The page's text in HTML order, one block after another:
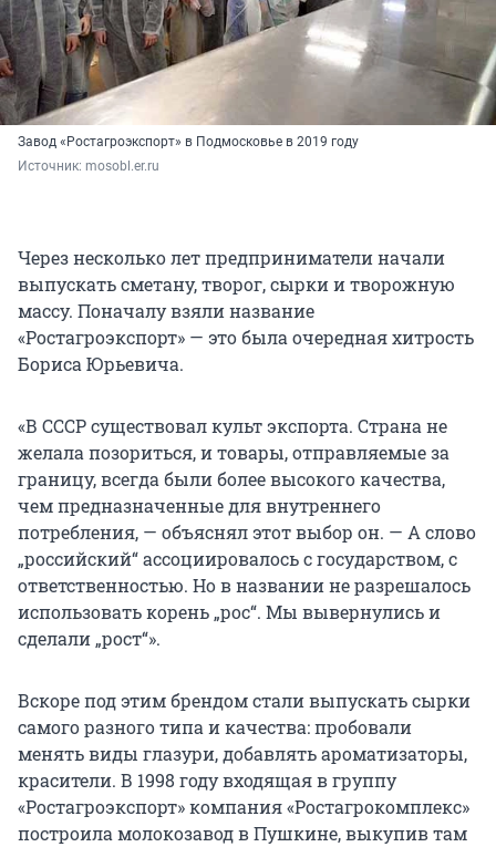
Завод «Ростагроэкспорт» в Подмосковье в 2019 году
Источник: mosobl.er.ru
Через несколько лет предприниматели начали
выпускать сметану, творог, сырки и творожную
массу. Поначалу взяли название
«Ростагроэкспорт» — это была очередная хитрость
Бориса Юрьевича.
«В СССР существовал культ экспорта. Страна не
желала позориться, и товары, отправляемые за
границу, всегда были более высокого качества,
чем предназначенные для внутреннего
потребления, — объяснял этот выбор он. — А слово
„российский“ ассоциировалось с государством, с
ответственностью. Но в названии не разрешалось
использовать корень „рос“. Мы вывернулись и
сделали „рост“».
Вскоре под этим брендом стали выпускать сырки
самого разного типа и качества: пробовали
менять виды глазури, добавлять ароматизаторы,
красители. В 1998 году входящая в группу
«Ростагроэкспорт» компания «Ростагрокомплекс»
построила молокозавод в Пушкине, выкупив там